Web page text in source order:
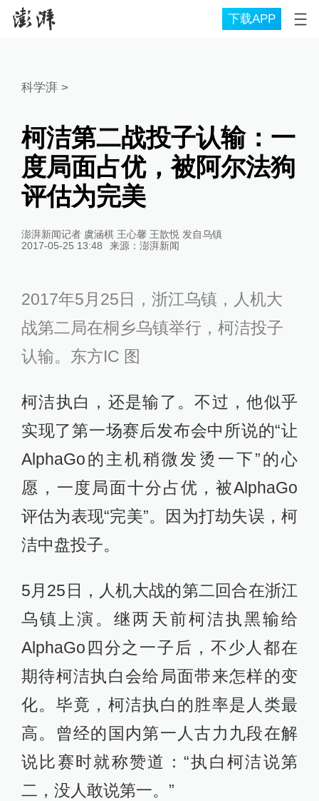
下载APP
科学湃 >
柯洁第二战投子认输：一
度局面占优，被阿尔法狗
评估为完美
澎湃新闻记者 虞涵棋 王心馨 王歆悦 发自乌镇
2017-05-25 13:48
来源： 澎湃新闻
2017年5月25日，浙江乌镇，人机大
战第二局在桐乡乌镇举行，柯洁投子
认输。东方IC 图
柯洁执白，还是输了。不过，他似乎
实现了第一场赛后发布会中所说的“让
AlphaGo的主机稍微发烫一下”的心
愿，一度局面十分占优，被AlphaGo
评估为表现“完美”。因为打劫失误，柯
洁中盘投子。
5月25日，人机大战的第二回合在浙江
乌镇上演。继两天前柯洁执黑输给
AlphaGo四分之一子后，不少人都在
期待柯洁执白会给局面带来怎样的变
化。毕竟，柯洁执白的胜率是人类最
高。曾经的国内第一人古力九段在解
说比赛时就称赞道：“执白柯洁说第
二，没人敢说第一。”